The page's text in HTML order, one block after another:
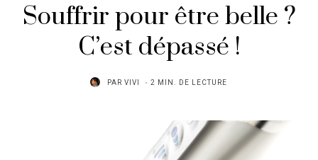
Souffrir pour être belle ?
C’est dépassé !
PAR VIVI 2 MIN. DE LECTURE